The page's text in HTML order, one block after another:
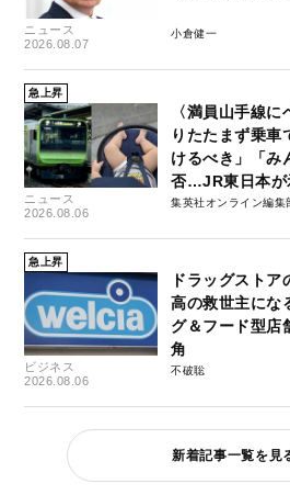
ニュース
2026.08.07
小倉健一
急上昇
ニュース
2026.08.06
〈満員山手線
りたたまず乗車
けるべき」「み
否…JR東日本が
集英社オンライン編集
急上昇
ビジネス
2026.08.06
ドラッグスト
高の救世主に
グ＆フード型店
角
不破聡
新着記事一覧を見